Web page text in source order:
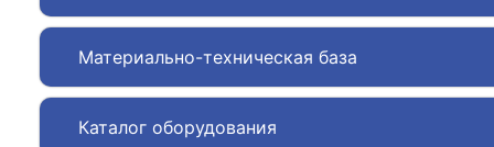
Материально-техническая база
Каталог оборудования